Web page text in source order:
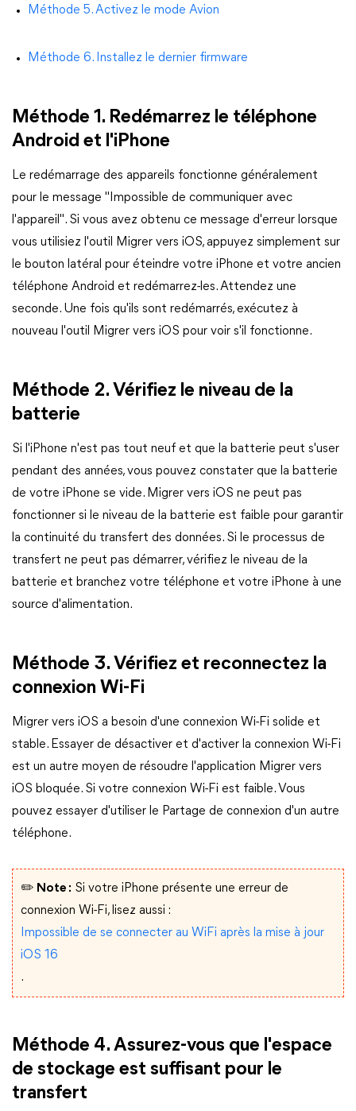
Méthode 5. Activez le mode Avion
Méthode 6. Installez le dernier firmware
Méthode 1. Redémarrez le téléphone
Android et l'iPhone
Le redémarrage des appareils fonctionne généralement
pour le message "Impossible de communiquer avec
l'appareil". Si vous avez obtenu ce message d'erreur lorsque
vous utilisiez l'outil Migrer vers iOS, appuyez simplement sur
le bouton latéral pour éteindre votre iPhone et votre ancien
téléphone Android et redémarrez-les. Attendez une
seconde. Une fois qu'ils sont redémarrés, exécutez à
nouveau l'outil Migrer vers iOS pour voir s'il fonctionne.
Méthode 2. Vérifiez le niveau de la
batterie
Si l'iPhone n'est pas tout neuf et que la batterie peut s'user
pendant des années, vous pouvez constater que la batterie
de votre iPhone se vide. Migrer vers iOS ne peut pas
fonctionner si le niveau de la batterie est faible pour garantir
la continuité du transfert des données. Si le processus de
transfert ne peut pas démarrer, vérifiez le niveau de la
batterie et branchez votre téléphone et votre iPhone à une
source d'alimentation.
Méthode 3. Vérifiez et reconnectez la
connexion Wi-Fi
Migrer vers iOS a besoin d'une connexion Wi-Fi solide et
stable. Essayer de désactiver et d'activer la connexion Wi-Fi
est un autre moyen de résoudre l'application Migrer vers
iOS bloquée. Si votre connexion Wi-Fi est faible. Vous
pouvez essayer d'utiliser le Partage de connexion d'un autre
téléphone.
✏️ Note : Si votre iPhone présente une erreur de
connexion Wi-Fi, lisez aussi :
Impossible de se connecter au WiFi après la mise à jour
iOS 16
.
Méthode 4. Assurez-vous que l'espace
de stockage est suffisant pour le
transfert